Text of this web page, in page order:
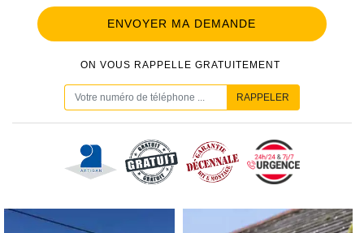
ON VOUS RAPPELLE GRATUITEMENT